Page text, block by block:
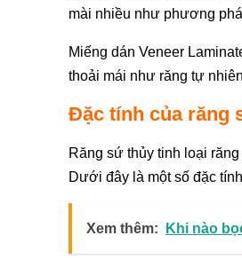
mài nhiều như phương
Miếng dán Veneer
thoải mái như răng tự
Đặc tính của răng
Răng sứ thủy tinh loại
Dưới đây là một số đặc
Xem thêm: Khi nào